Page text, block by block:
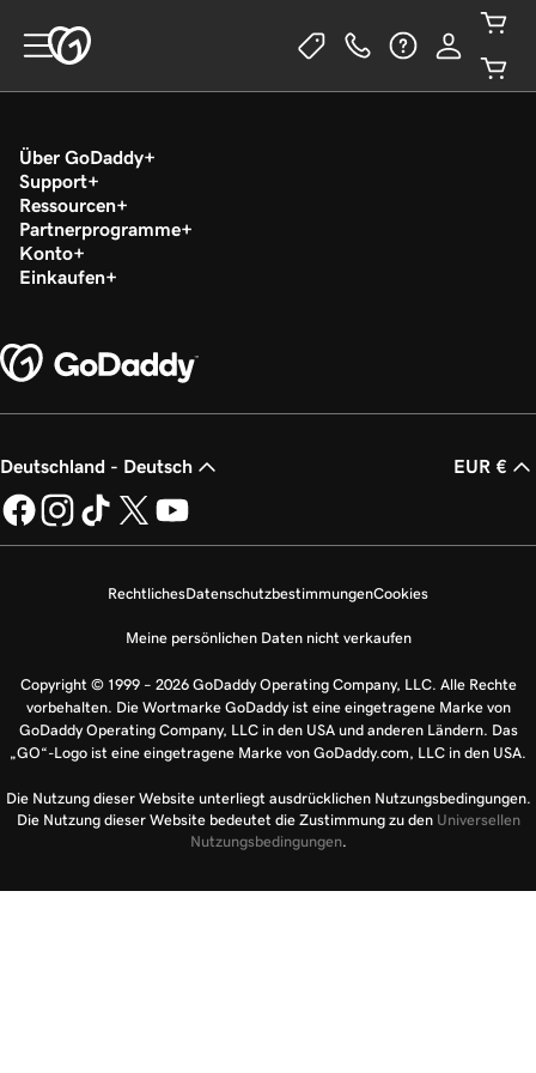
Über GoDaddy
Support
Ressourcen
Partnerprogramme
Konto
Einkaufen
Deutschland - Deutsch EUR €
RechtlichesDatenschutzbestimmungenCookies
Meine persönlichen Daten nicht verkaufen
Copyright © 1999 – 2026 GoDaddy Operating Company, LLC. Alle Rechte
vorbehalten. Die Wortmarke GoDaddy ist eine eingetragene Marke von
GoDaddy Operating Company, LLC in den USA und anderen Ländern. Das
„GO“-Logo ist eine eingetragene Marke von GoDaddy.com, LLC in den USA.
Die Nutzung dieser Website unterliegt ausdrücklichen Nutzungsbedingungen.
Die Nutzung dieser Website bedeutet die Zustimmung zu den Universellen
Nutzungsbedingungen.